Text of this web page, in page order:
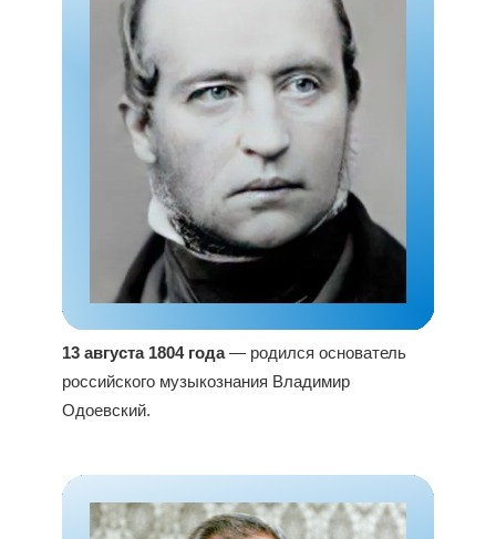
13 августа 1804 года
российского музыкознания Владимир
Одоевский.